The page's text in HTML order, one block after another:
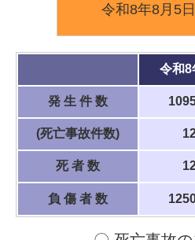
令和8年8月5日
令和8
発 生 件 数
(死亡事故件数)
死 者 数
負 傷 者 数